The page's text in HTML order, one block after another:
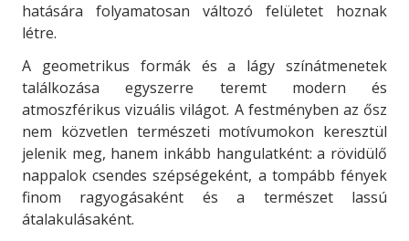
hatására folyamatosan változó felületet hoznak
létre.
A geometrikus formák és a lágy színátmenetek
találkozása egyszerre teremt modern és
atmoszférikus vizuális világot. A festményben az ősz
nem közvetlen természeti motívumokon keresztül
jelenik meg, hanem inkább hangulatként: a rövidülő
nappalok csendes szépségeként, a tompább fények
finom ragyogásaként és a természet lassú
átalakulásaként.